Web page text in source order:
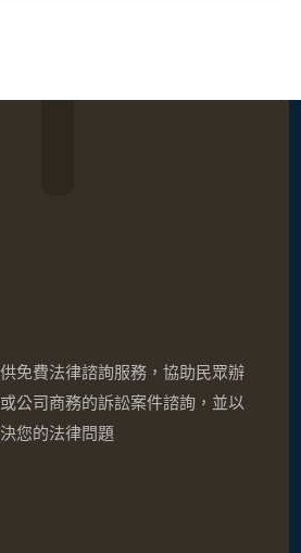
免費法律諮詢服務，協助民眾辦
公司商務的訴訟案件諮詢，並以
您的法律問題